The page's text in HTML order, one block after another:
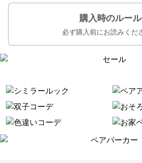
購入時のルール
必ず購入前にお読みくだ